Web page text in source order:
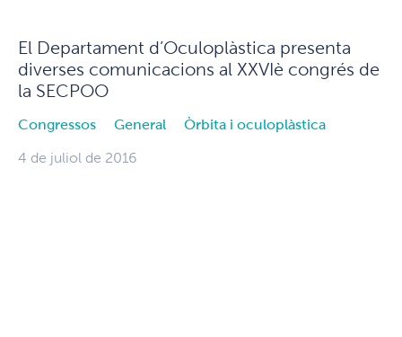
El Departament d’Oculoplàstica presenta
diverses comunicacions al XXVIè congrés de
la SECPOO
Congressos General Òrbita i oculoplàstica
4 de juliol de 2016